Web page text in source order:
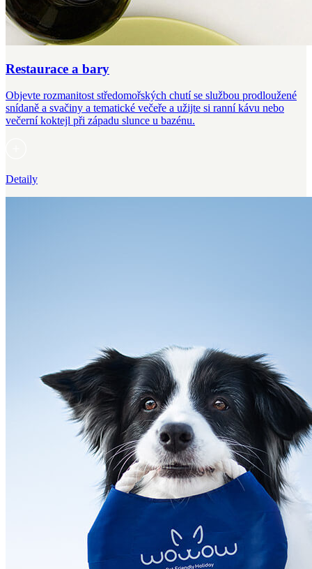
Restaurace a bary
Objevte rozmanitost středomořských chutí se službou prodloužené
snídaně a svačiny a tematické večeře a užijte si ranní kávu nebo
večerní koktejl při západu slunce u bazénu.
Detaily